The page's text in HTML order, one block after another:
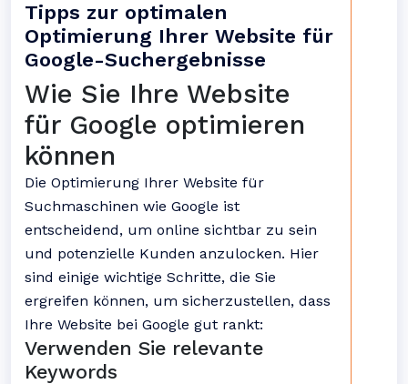
Tipps zur optimalen
Optimierung Ihrer Website für
Google-Suchergebnisse
Wie Sie Ihre Website
für Google optimieren
können
Die Optimierung Ihrer Website für
Suchmaschinen wie Google ist
entscheidend, um online sichtbar zu sein
und potenzielle Kunden anzulocken. Hier
sind einige wichtige Schritte, die Sie
ergreifen können, um sicherzustellen, dass
Ihre Website bei Google gut rankt:
Verwenden Sie relevante
Keywords